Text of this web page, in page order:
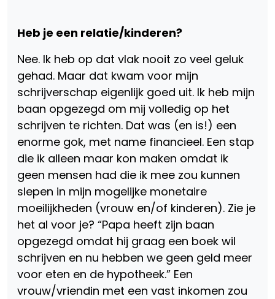
Heb je een relatie/kinderen?
Nee. Ik heb op dat vlak nooit zo veel geluk
gehad. Maar dat kwam voor mijn
schrijverschap eigenlijk goed uit. Ik heb mijn
baan opgezegd om mij volledig op het
schrijven te richten. Dat was (en is!) een
enorme gok, met name financieel. Een stap
die ik alleen maar kon maken omdat ik
geen mensen had die ik mee zou kunnen
slepen in mijn mogelijke monetaire
moeilijkheden (vrouw en/of kinderen). Zie je
het al voor je? “Papa heeft zijn baan
opgezegd omdat hij graag een boek wil
schrijven en nu hebben we geen geld meer
voor eten en de hypotheek.” Een
vrouw/vriendin met een vast inkomen zou